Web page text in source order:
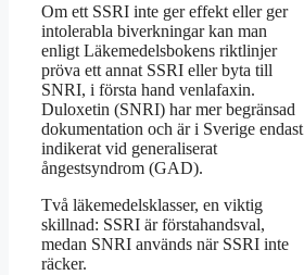
Om ett SSRI inte ger effekt eller ger
intolerabla biverkningar kan man
enligt Läkemedelsbokens riktlinjer
pröva ett annat SSRI eller byta till
SNRI, i första hand venlafaxin.
Duloxetin (SNRI) har mer begränsad
dokumentation och är i Sverige endast
indikerat vid generaliserat
ångestsyndrom (GAD).
Två läkemedelsklasser, en viktig
skillnad: SSRI är förstahandsval,
medan SNRI används när SSRI inte
räcker.